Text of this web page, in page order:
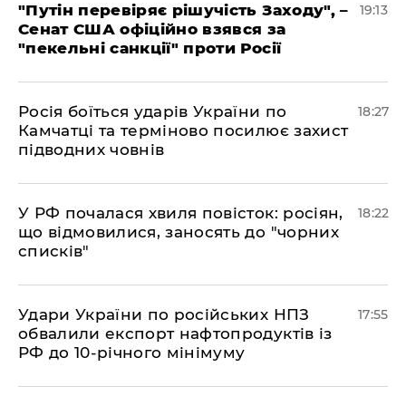
​"Путін перевіряє рішучість Заходу", –
Сенат США офіційно взявся за
"пекельні санкції" проти Росії
19:13
​Росія боїться ударів України по
Камчатці та терміново посилює захист
підводних човнів
18:27
​У РФ почалася хвиля повісток: росіян,
що відмовилися, заносять до "чорних
списків"
18:22
​Удари України по російських НПЗ
обвалили експорт нафтопродуктів із
РФ до 10-річного мінімуму
17:55